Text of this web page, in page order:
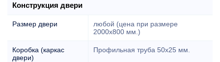
Конструкция двери
Размер двери
любой (цена при размере
2000x800 мм.)
Коробка (каркас
двери)
Профильная труба 50х25 мм.